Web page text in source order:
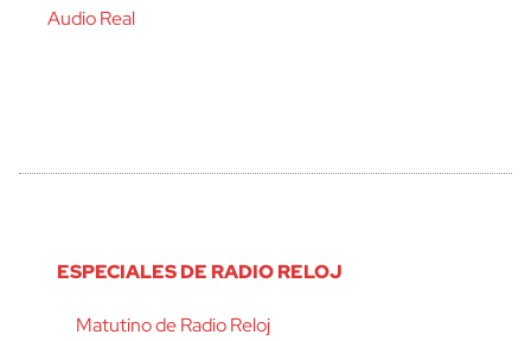
Audio Real
ESPECIALES DE RADIO RELOJ
Matutino de Radio Reloj